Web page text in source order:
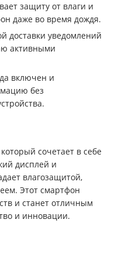
защиту от влаги и
даже во время дождя.
доставки уведомлений
активными
включен и
без
сочетает в себе
дисплей и
влагозащитой,
Этот смартфон
и станет отличным
и инновации.